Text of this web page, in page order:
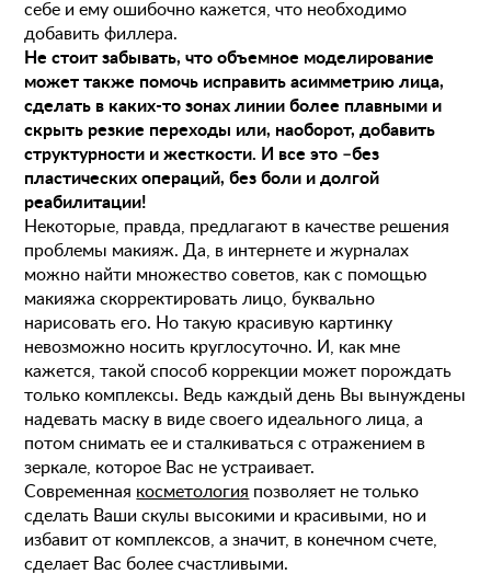
себе и ему ошибочно кажется, что необходимо
добавить филлера.
Не стоит забывать, что объемное моделирование
может также помочь исправить асимметрию лица,
сделать в каких-то зонах линии более плавными и
скрыть резкие переходы или, наоборот, добавить
структурности и жесткости. И все это –без
пластических операций, без боли и долгой
реабилитации!
Некоторые, правда, предлагают в качестве решения
проблемы макияж. Да, в интернете и журналах
можно найти множество советов, как с помощью
макияжа скорректировать лицо, буквально
нарисовать его. Но такую красивую картинку
невозможно носить круглосуточно. И, как мне
кажется, такой способ коррекции может порождать
только комплексы. Ведь каждый день Вы вынуждены
надевать маску в виде своего идеального лица, а
потом снимать ее и сталкиваться с отражением в
зеркале, которое Вас не устраивает.
Современная косметология позволяет не только
сделать Ваши скулы высокими и красивыми, но и
избавит от комплексов, а значит, в конечном счете,
сделает Вас более счастливыми.